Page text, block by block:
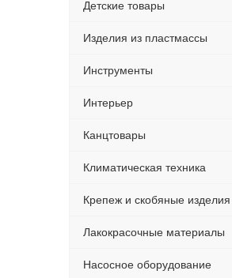
Детские товары
Изделия из пластмассы
Инструменты
Интерьер
Канцтовары
Климатическая техника
Крепеж и скобяные изделия
Лакокрасочные материалы
Насосное оборудование